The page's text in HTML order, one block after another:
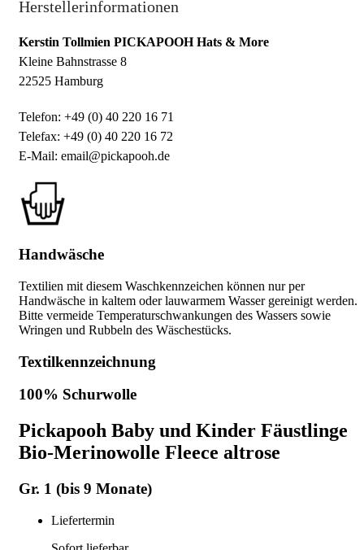
Herstellerinformationen
Kerstin Tollmien PICKAPOOH Hats & More
Kleine Bahnstrasse 8
22525 Hamburg
Telefon: +49 (0) 40 220 16 71
Telefax: +49 (0) 40 220 16 72
E-Mail: email@pickapooh.de
Handwäsche
Textilien mit diesem Waschkennzeichen können nur per
Handwäsche in kaltem oder lauwarmem Wasser gereinigt werden.
Bitte vermeide Temperaturschwankungen des Wassers sowie
Wringen und Rubbeln des Wäschestücks.
Textilkennzeichnung
100% Schurwolle
Pickapooh Baby und Kinder Fäustlinge
Bio-Merinowolle Fleece altrose
Gr. 1 (bis 9 Monate)
Liefertermin